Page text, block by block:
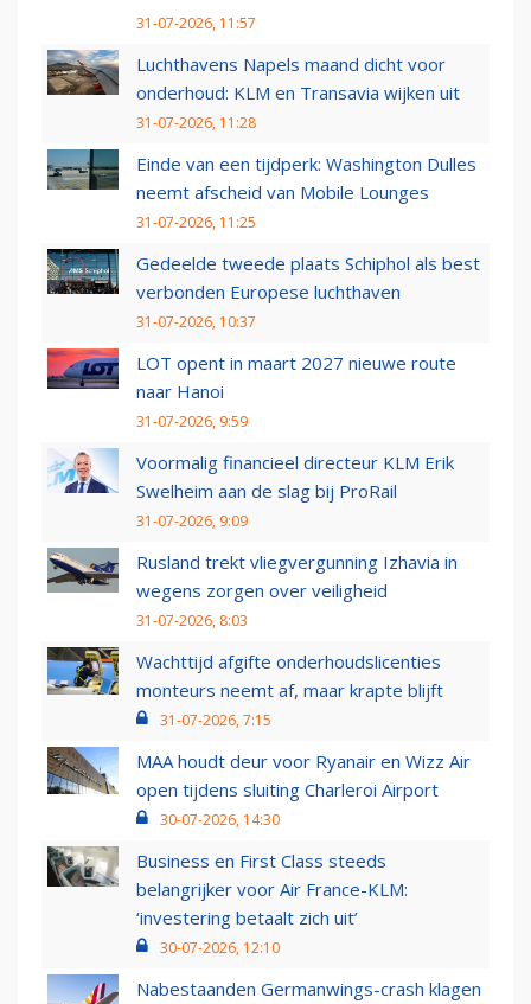
31-07-2026, 11:57
Luchthavens Napels maand dicht voor
onderhoud: KLM en Transavia wijken uit
31-07-2026, 11:28
Einde van een tijdperk: Washington Dulles
neemt afscheid van Mobile Lounges
31-07-2026, 11:25
Gedeelde tweede plaats Schiphol als best
verbonden Europese luchthaven
31-07-2026, 10:37
LOT opent in maart 2027 nieuwe route
naar Hanoi
31-07-2026, 9:59
Voormalig financieel directeur KLM Erik
Swelheim aan de slag bij ProRail
31-07-2026, 9:09
Rusland trekt vliegvergunning Izhavia in
wegens zorgen over veiligheid
31-07-2026, 8:03
Wachttijd afgifte onderhoudslicenties
monteurs neemt af, maar krapte blijft
31-07-2026, 7:15
MAA houdt deur voor Ryanair en Wizz Air
open tijdens sluiting Charleroi Airport
30-07-2026, 14:30
Business en First Class steeds
belangrijker voor Air France-KLM:
‘investering betaalt zich uit’
30-07-2026, 12:10
Nabestaanden Germanwings-crash klagen